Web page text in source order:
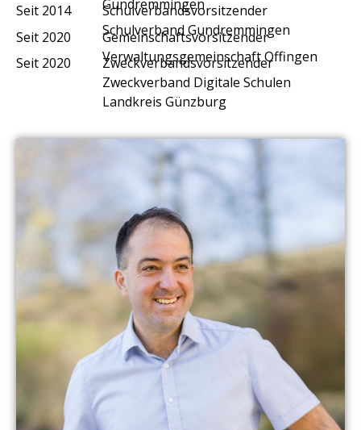
Gundremmingen
Seit 2014
Schulverbandsvorsitzender
Schulverband Gundremmingen
Seit 2020
Gemeinschaftsvorsitzender
Verwaltungsgemeinschaft Offingen
Seit 2020
Zweckverbandsvorsitzender
Zweckverband Digitale Schulen
Landkreis Günzburg